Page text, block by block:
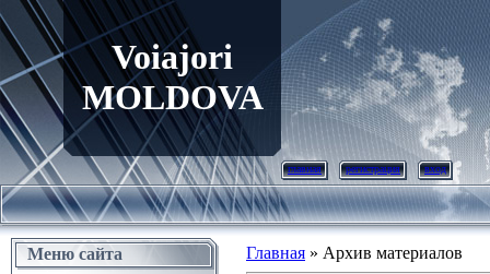
Voiajori
MOLDOVA
главная регистрация вход
Меню сайта
Главная » Архив материалов